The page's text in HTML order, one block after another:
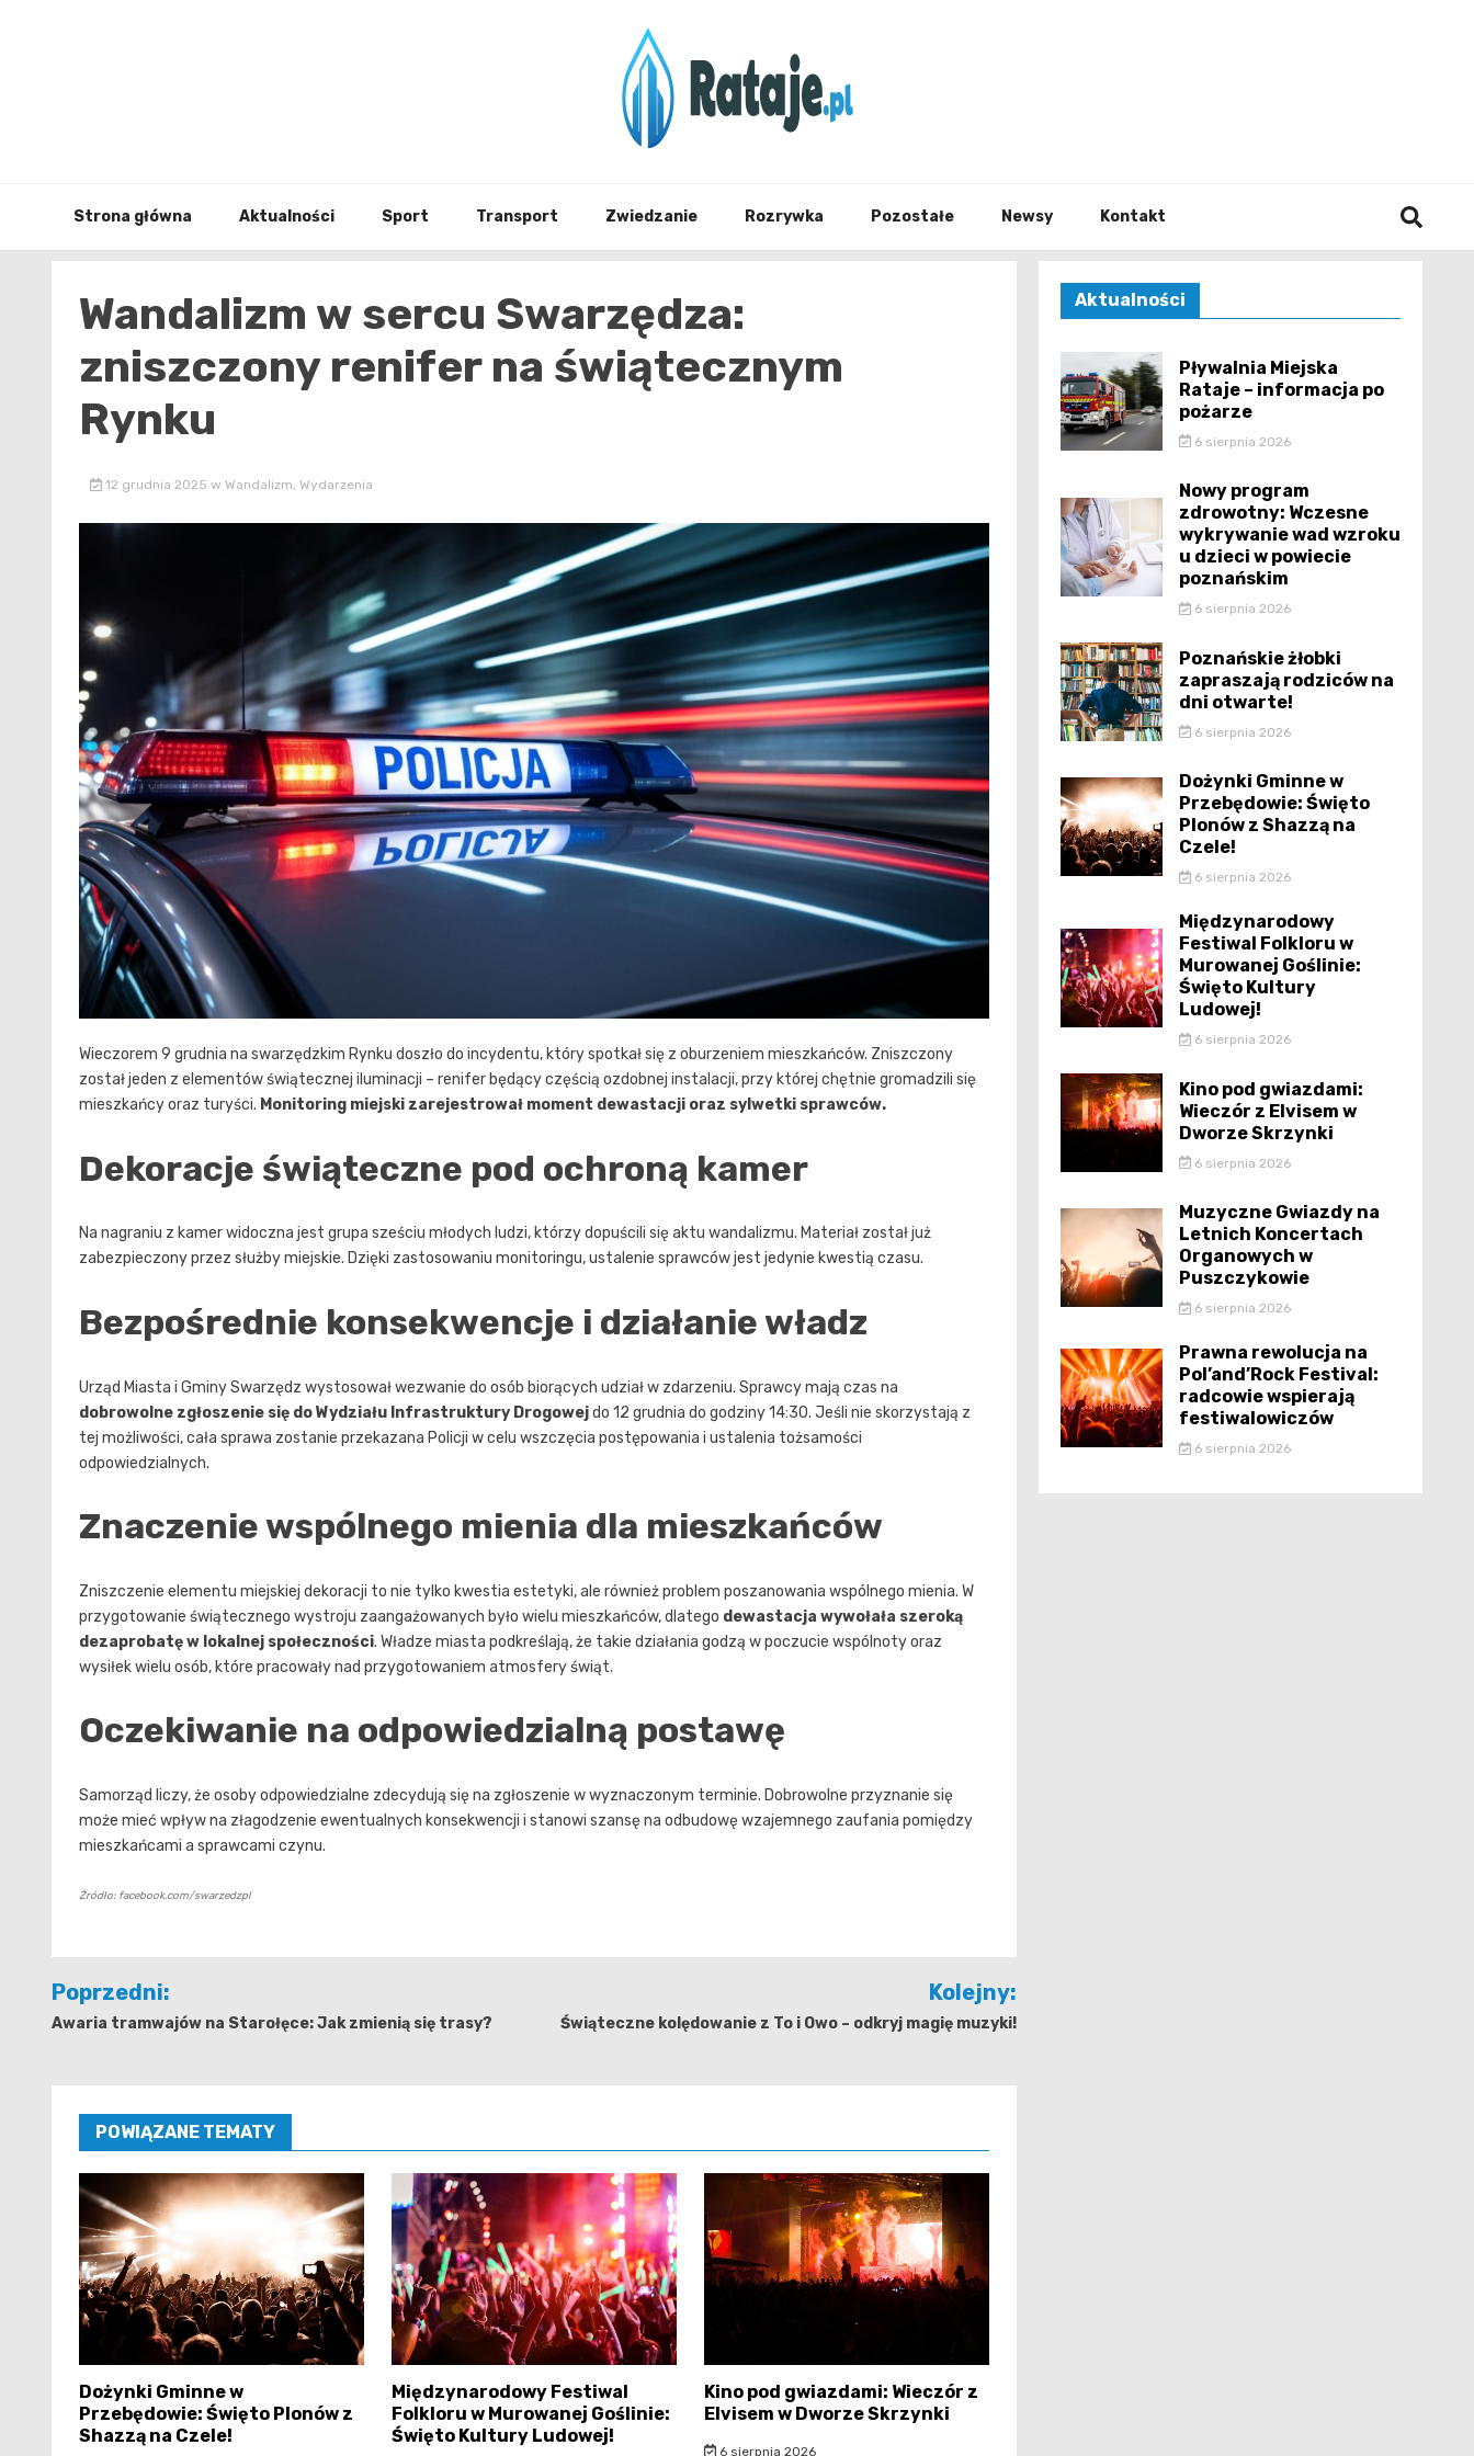
Rataje.pl
Strona główna Aktualności Sport Transport Zwiedzanie Rozrywka Pozostałe Newsy Kontakt
Wandalizm w sercu Swarzędza:
zniszczony renifer na świątecznym
Rynku
12 grudnia 2025 w Wandalizm, Wydarzenia
Wieczorem 9 grudnia na swarzędzkim Rynku doszło do incydentu, który spotkał się z oburzeniem mieszkańców. Zniszczony
został jeden z elementów świątecznej iluminacji – renifer będący częścią ozdobnej instalacji, przy której chętnie gromadzili się
mieszkańcy oraz turyści. Monitoring miejski zarejestrował moment dewastacji oraz sylwetki sprawców.
Dekoracje świąteczne pod ochroną kamer
Na nagraniu z kamer widoczna jest grupa sześciu młodych ludzi, którzy dopuścili się aktu wandalizmu. Materiał został już
zabezpieczony przez służby miejskie. Dzięki zastosowaniu monitoringu, ustalenie sprawców jest jedynie kwestią czasu.
Bezpośrednie konsekwencje i działanie władz
Urząd Miasta i Gminy Swarzędz wystosował wezwanie do osób biorących udział w zdarzeniu. Sprawcy mają czas na
dobrowolne zgłoszenie się do Wydziału Infrastruktury Drogowejdo 12 grudnia do godziny 14:30. Jeśli nie skorzystają z
tej możliwości, cała sprawa zostanie przekazana Policji w celu wszczęcia postępowania i ustalenia tożsamości
odpowiedzialnych.
Znaczenie wspólnego mienia dla mieszkańców
Zniszczenie elementu miejskiej dekoracji to nie tylko kwestia estetyki, ale również problem poszanowania wspólnego mienia. W
przygotowanie świątecznego wystroju zaangażowanych było wielu mieszkańców, dlatego dewastacja wywołała szeroką
dezaprobatę w lokalnej społeczności. Władze miasta podkreślają, że takie działania godzą w poczucie wspólnoty oraz
wysiłek wielu osób, które pracowały nad przygotowaniem atmosfery świąt.
Oczekiwanie na odpowiedzialną postawę
Samorząd liczy, że osoby odpowiedzialne zdecydują się na zgłoszenie w wyznaczonym terminie. Dobrowolne przyznanie się
może mieć wpływ na złagodzenie ewentualnych konsekwencji i stanowi szansę na odbudowę wzajemnego zaufania pomiędzy
mieszkańcami a sprawcami czynu.
Źródło: facebook.com/swarzedzpl
Nawigacja
wpisu
Poprzedni:
Awaria tramwajów na Starołęce: Jak zmienią się trasy?
Kolejny:
Świąteczne kolędowanie z To i Owo – odkryj magię muzyki!
POWIĄZANE TEMATY
Dożynki Gminne w
Przebędowie: Święto Plonów z
Shazzą na Czele!
Międzynarodowy Festiwal
Folkloru w Murowanej Goślinie:
Święto Kultury Ludowej!
Kino pod gwiazdami: Wieczór z
Elvisem w Dworze Skrzynki
6 sierpnia 2026
Aktualności
Pływalnia Miejska
Rataje – informacja po
pożarze
6 sierpnia 2026
Nowy program
zdrowotny: Wczesne
wykrywanie wad wzroku
u dzieci w powiecie
poznańskim
6 sierpnia 2026
Poznańskie żłobki
zapraszają rodziców na
dni otwarte!
6 sierpnia 2026
Dożynki Gminne w
Przebędowie: Święto
Plonów z Shazzą na
Czele!
6 sierpnia 2026
Międzynarodowy
Festiwal Folkloru w
Murowanej Goślinie:
Święto Kultury
Ludowej!
6 sierpnia 2026
Kino pod gwiazdami:
Wieczór z Elvisem w
Dworze Skrzynki
6 sierpnia 2026
Muzyczne Gwiazdy na
Letnich Koncertach
Organowych w
Puszczykowie
6 sierpnia 2026
Prawna rewolucja na
Pol’and’Rock Festival:
radcowie wspierają
festiwalowiczów
6 sierpnia 2026